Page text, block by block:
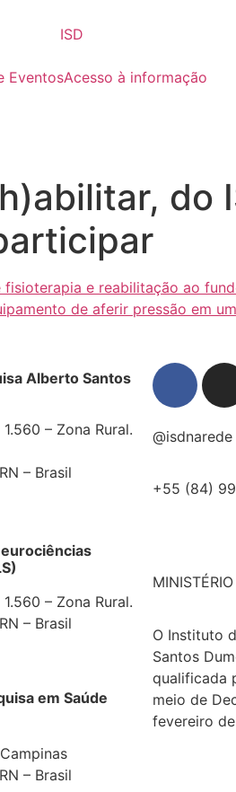
EventosAcesso à informação
do
Alberto Santos
– Zona Rural.
– Brasil
– Zona Rural.
– Brasil
em Saúde
– Brasil
@isdnarede
+55 (84)
O Instituto
Santos
qualificada
meio de
fevereiro